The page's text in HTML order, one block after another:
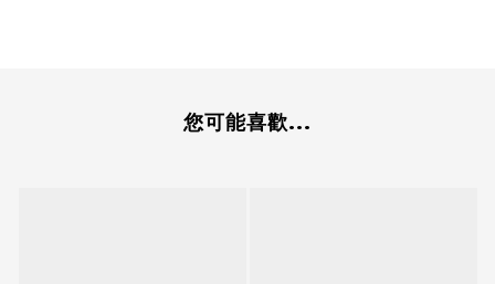
您可能喜歡...